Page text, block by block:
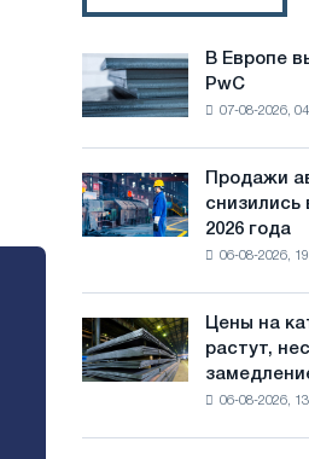
Европе
выживут
PwC
В Европе
PwC
07-08-2026,
Продажи
автомобилей
в
июле
с
года
Продажи
2026 года
06-08-2026,
Цены
на
катушку
Цены на
растут,
06-08-2026,